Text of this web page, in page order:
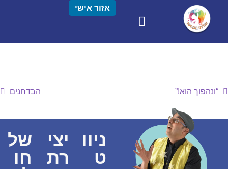
אזור אישי
“ונהפוך הוא!” הבדחנים
ניוו
ט
יצי
רת
של
חו